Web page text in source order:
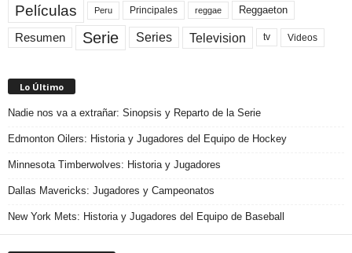
Películas Peru Principales reggae Reggaeton
Resumen Serie Series Television tv Videos
Lo Último
Nadie nos va a extrañar: Sinopsis y Reparto de la Serie
Edmonton Oilers: Historia y Jugadores del Equipo de Hockey
Minnesota Timberwolves: Historia y Jugadores
Dallas Mavericks: Jugadores y Campeonatos
New York Mets: Historia y Jugadores del Equipo de Baseball